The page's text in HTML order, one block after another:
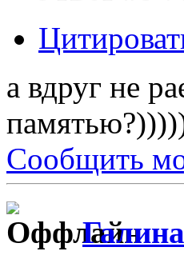
а вдруг не
Сообщить
Галина